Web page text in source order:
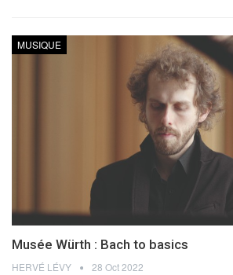
MUSIQUE
Musée Würth : Bach to basics
HERVÉ LÉVY 28 Oct 2022